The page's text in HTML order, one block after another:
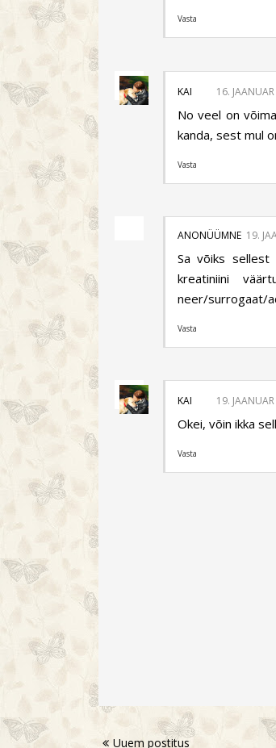
Vasta
KAI 16.
No veel on
kanda, sest mul
Vasta
ANONÜÜMNE 19.
Sa võiks sellest
kreatiniini
neer/surrogaat/
Vasta
KAI 19.
Okei, võin ikka
Vasta
Uuem postitus